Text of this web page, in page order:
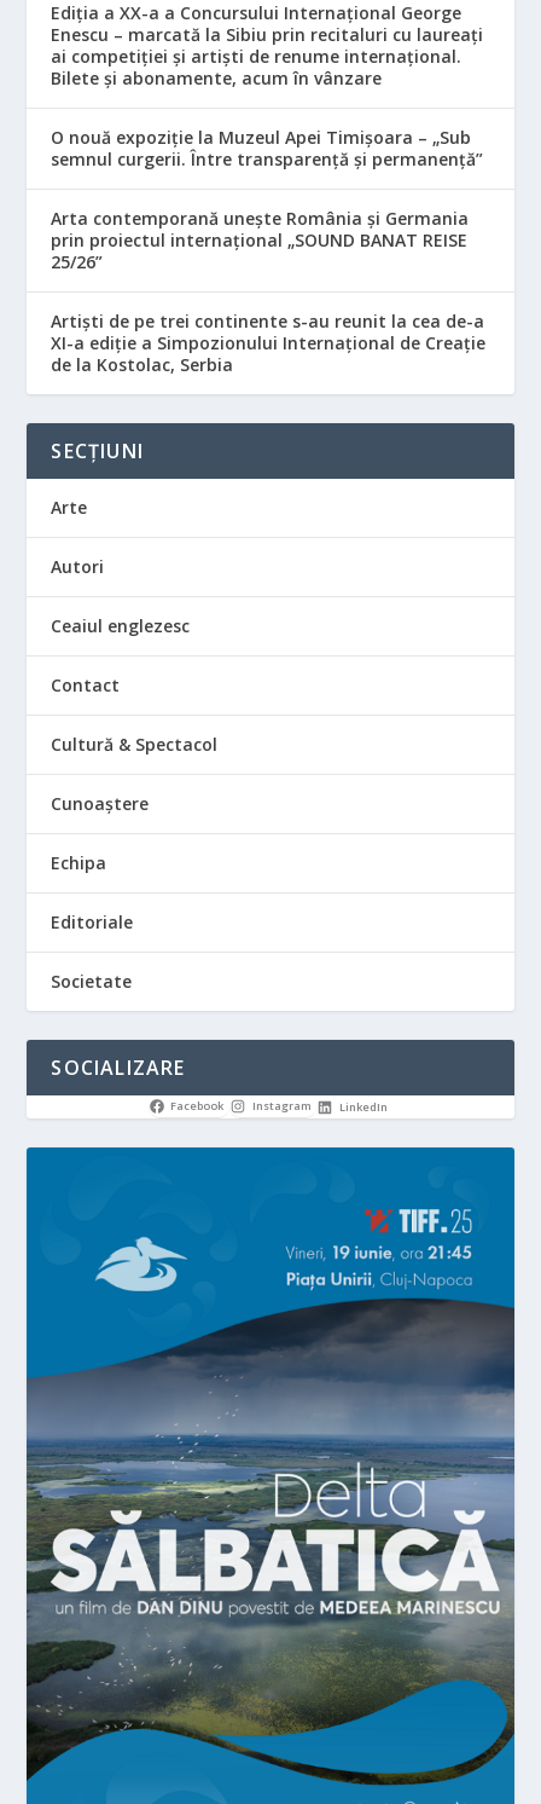
Ediția a XX-a a Concursului Internațional George
Enescu – marcată la Sibiu prin recitaluri cu laureați
ai competiției și artiști de renume internațional.
Bilete și abonamente, acum în vânzare
O nouă expoziție la Muzeul Apei Timișoara – „Sub
semnul curgerii. Între transparență și permanență”
Arta contemporană unește România și Germania
prin proiectul internațional „SOUND BANAT REISE
25/26”
Artiști de pe trei continente s-au reunit la cea de-a
XI-a ediție a Simpozionului Internațional de Creație
de la Kostolac, Serbia
SECȚIUNI
Arte
Autori
Ceaiul englezesc
Contact
Cultură & Spectacol
Cunoaștere
Echipa
Editoriale
Societate
SOCIALIZARE
Facebook Instagram LinkedIn